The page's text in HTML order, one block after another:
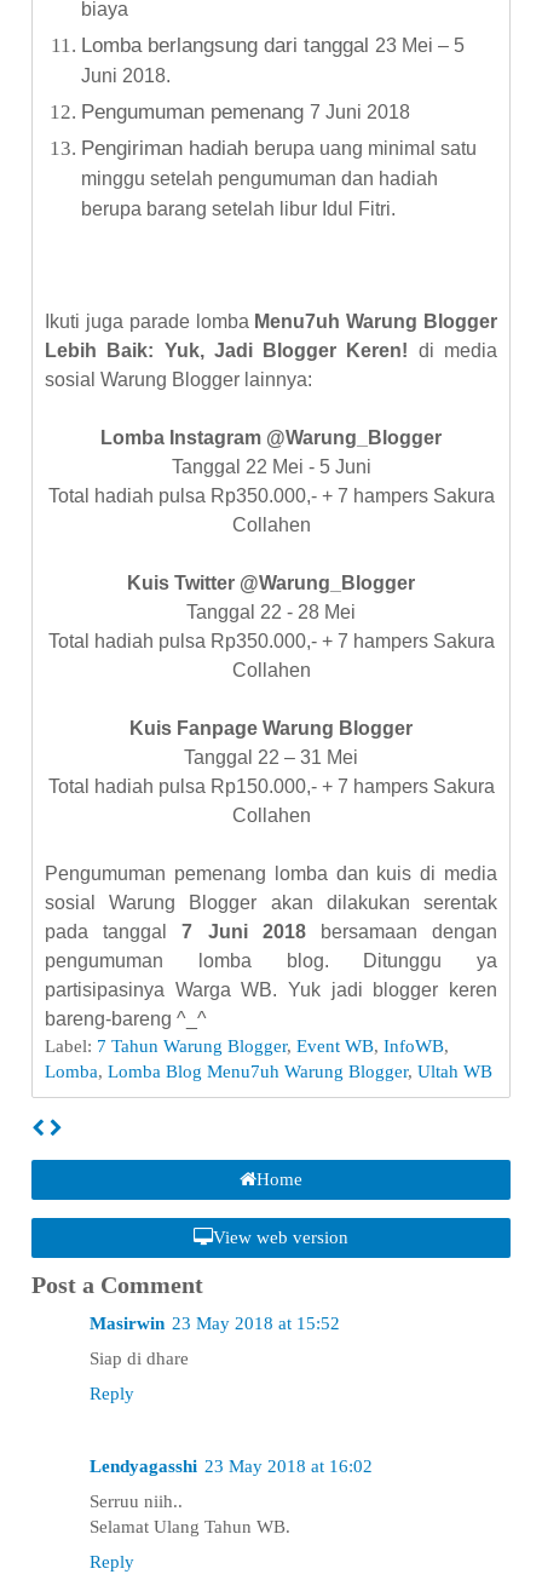
biaya
Lomba berlangsung dari tanggal 23 Mei – 5
Juni 2018.
Pengumuman pemenang 7 Juni 2018
Pengiriman hadiah berupa uang minimal satu
minggu setelah pengumuman dan hadiah
berupa barang setelah libur Idul Fitri.
Ikuti juga parade lomba Menu7uh Warung Blogger
Lebih Baik: Yuk, Jadi Blogger Keren! di media
sosial Warung Blogger lainnya:
Lomba Instagram @Warung_Blogger
Tanggal 22 Mei - 5 Juni
Total hadiah pulsa Rp350.000,- + 7 hampers Sakura
Collahen
Kuis Twitter @Warung_Blogger
Tanggal 22 - 28 Mei
Total hadiah pulsa Rp350.000,- + 7 hampers Sakura
Collahen
Kuis Fanpage Warung Blogger
Tanggal 22 – 31 Mei
Total hadiah pulsa Rp150.000,- + 7 hampers Sakura
Collahen
Pengumuman pemenang lomba dan kuis di media
sosial Warung Blogger akan dilakukan serentak
pada tanggal7 Juni 2018bersamaan dengan
pengumuman lomba blog.
Ditunggu ya
partisipasinya Warga WB. Yuk jadi blogger keren
bareng-bareng ^_^
Label: 7 Tahun Warung Blogger, Event WB, InfoWB,
Lomba, Lomba Blog Menu7uh Warung Blogger, Ultah WB
Home
View web version
Post a Comment
Masirwin 23 May 2018 at 15:52
Siap di dhare
Reply
Lendyagasshi 23 May 2018 at 16:02
Serruu niih..
Selamat Ulang Tahun WB.
Reply